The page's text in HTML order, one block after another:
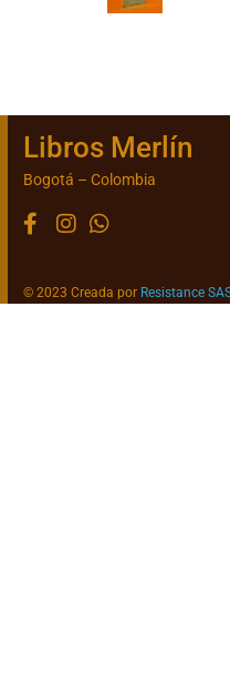
Libros Merlín
Bogotá – Colombia
© 2023 Creada por Resistance